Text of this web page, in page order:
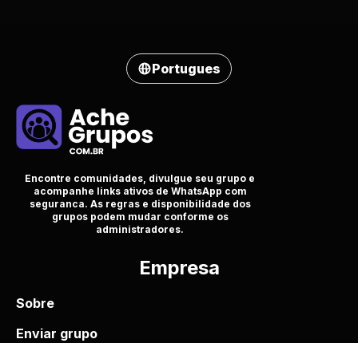
Portugues
Encontre comunidades, divulgue seu grupo e
acompanhe links ativos de WhatsApp com
seguranca. As regras e disponibilidade dos
grupos podem mudar conforme os
administradores.
Empresa
Sobre
Enviar grupo